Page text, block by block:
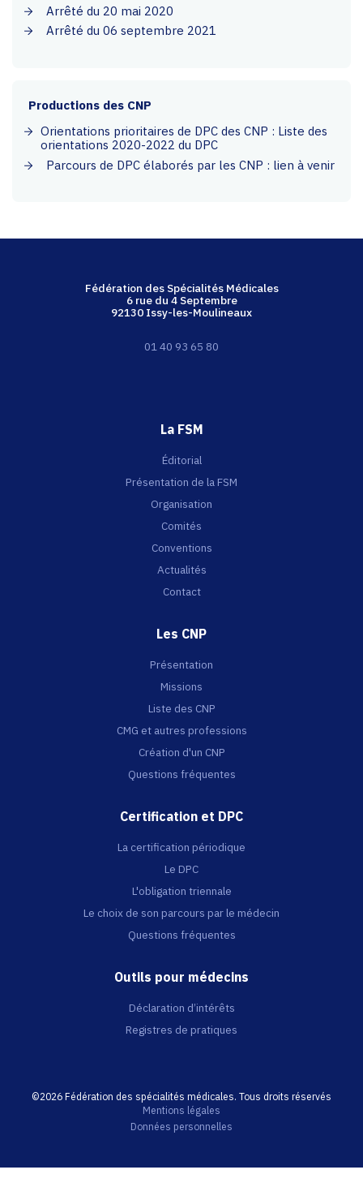
Arrêté du 20 mai 2020
Arrêté du 06 septembre 2021
Productions des CNP
Orientations prioritaires de DPC des CNP : Liste des
orientations 2020-2022 du DPC
Parcours de DPC élaborés par les CNP : lien à venir
Fédération des Spécialités Médicales
6 rue du 4 Septembre
92130 Issy-les-Moulineaux
01 40 93 65 80
La FSM
Éditorial
Présentation de la FSM
Organisation
Comités
Conventions
Actualités
Contact
Les CNP
Présentation
Missions
Liste des CNP
CMG et autres professions
Création d'un CNP
Questions fréquentes
Certification et DPC
La certification périodique
Le DPC
L'obligation triennale
Le choix de son parcours par le médecin
Questions fréquentes
Outils pour médecins
Déclaration d’intérêts
Registres de pratiques
©2026 Fédération des spécialités médicales. Tous droits réservés
Mentions légales
Données personnelles